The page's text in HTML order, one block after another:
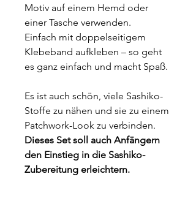
Motiv auf einem Hemd oder
einer Tasche verwenden.
Einfach mit doppelseitigem
Klebeband aufkleben – so geht
es ganz einfach und macht Spaß.
Es ist auch schön, viele Sashiko-
Stoffe zu nähen und sie zu einem
Patchwork-Look zu verbinden.
Dieses Set soll auch Anfängern
den Einstieg in die Sashiko-
Zubereitung erleichtern.